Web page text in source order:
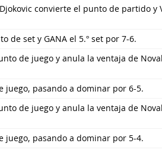
Djokovic convierte el punto de partido y
de set y GANA el 5.º set por 7-6.
de juego y anula la ventaja de
juego, pasando a dominar por 6-5.
de juego y anula la ventaja de
juego, pasando a dominar por 5-4.